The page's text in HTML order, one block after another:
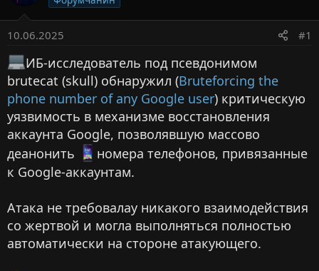
р
е
м
ы
н
а
л
а
10.06.2025 #1
ИБ-исследователь под псевдонимом
brutecat (skull) обнаружил (Bruteforcing the
phone number of any Google user) критическую
уязвимость в механизме восстановления
аккаунта Google, позволявшую массово
деанонить
номера телефонов, привязанные
к Google-аккаунтам.
Атака не требовалаy никакого взаимодействия
со жертвой и могла выполняться полностью
автоматически на стороне атакующего.